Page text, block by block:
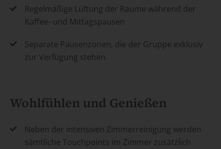
Regelmäßige Lüftung der Räume während der
Kaffee- und Mittagspausen
Separate Pausenzonen, die der Gruppe exklusiv
zur Verfügung stehen
Wohlfühlen und Genießen
Neben der intensiven Zimmerreinigung werden
sämtliche Touchpoints im Zimmer zusätzlich